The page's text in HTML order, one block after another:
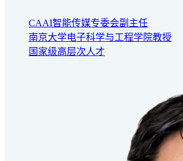
CAAI智能传媒专委会副主任
南京大学电子科学与工程学院教授
国家级高层次人才